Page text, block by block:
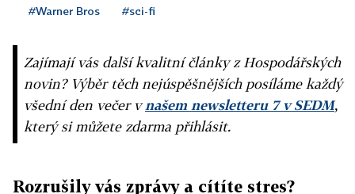
#Warner Bros #sci-fi
Zajímají vás další kvalitní články z Hospodářských
novin? Výběr těch nejúspěšnějších posíláme každý
všední den večer vnašem newsletteru 7 v SEDM,
který si můžete zdarma přihlásit.
Rozrušily vás zprávy a cítíte stres?